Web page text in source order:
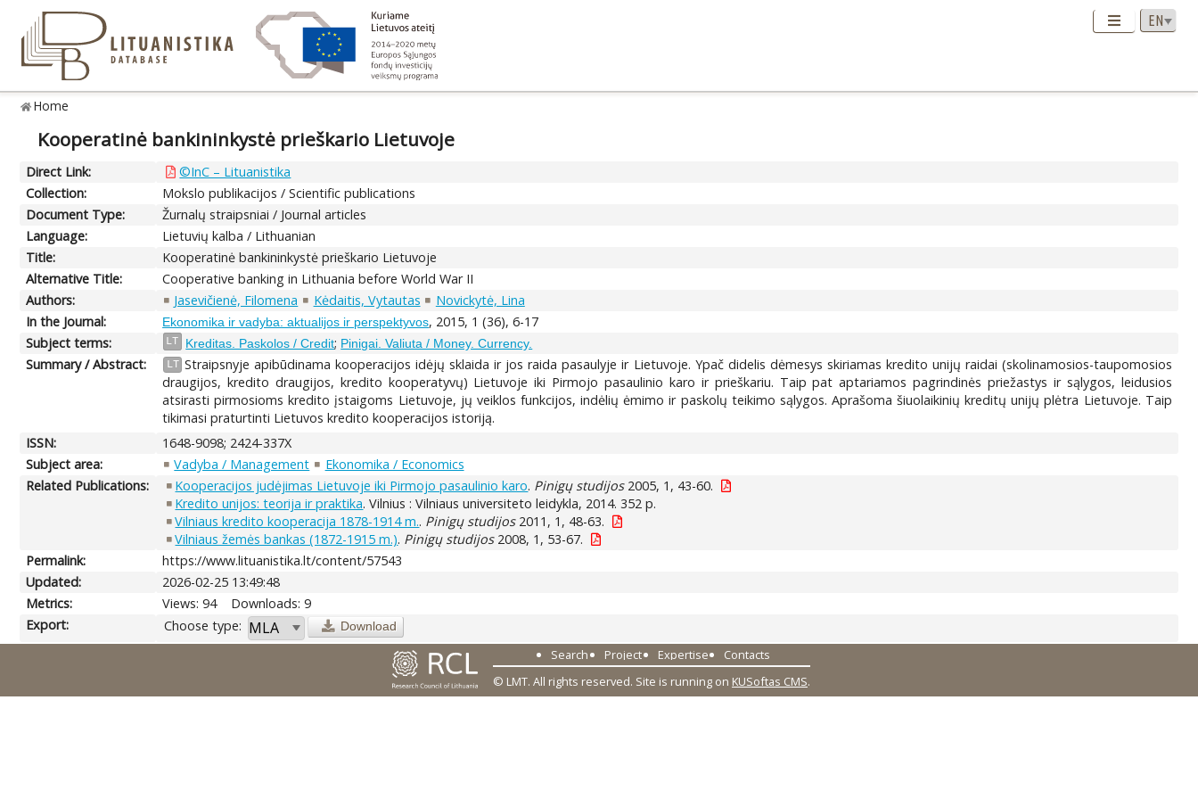
Home
Kooperatinė bankininkystė prieškario Lietuvoje
Direct Link:
©InC – Lituanistika
Collection:
Mokslo publikacijos / Scientific publications
Document Type:
Žurnalų straipsniai / Journal articles
Language:
Lietuvių kalba / Lithuanian
Title:
Kooperatinė bankininkystė prieškario Lietuvoje
Alternative Title:
Cooperative banking in Lithuania before World War II
Authors:
Jasevičienė, Filomena Kėdaitis, Vytautas
Novickytė, Lina
In the Journal:
Ekonomika ir vadyba: aktualijos ir perspektyvos, 2015, 1 (36), 6-17
Subject terms:
LT Kreditas. Paskolos / Credit; Pinigai. Valiuta / Money. Currency.
Summary / Abstract: LT Straipsnyje apibūdinama kooperacijos idėjų sklaida ir jos raida pasaulyje ir Lietuvoje. Ypač didelis dėmesys skiriamas kredito unijų raidai (skolinamosios-taupomosios
draugijos, kredito draugijos, kredito kooperatyvų) Lietuvoje iki Pirmojo pasaulinio karo ir prieškariu. Taip pat aptariamos pagrindinės priežastys ir sąlygos, leidusios
atsirasti pirmosioms kredito įstaigoms Lietuvoje, jų veiklos funkcijos, indėlių ėmimo ir paskolų teikimo sąlygos. Aprašoma šiuolaikinių kreditų unijų plėtra Lietuvoje. Taip
tikimasi praturtinti Lietuvos kredito kooperacijos istoriją.
ISSN:
1648-9098; 2424-337X
Subject area:
Vadyba / Management
Ekonomika / Economics
Related Publications:
Kooperacijos judėjimas Lietuvoje iki Pirmojo pasaulinio karo. Pinigų studijos2005, 1, 43-60.
Kredito unijos: teorija ir praktika. Vilnius : Vilniaus universiteto leidykla, 2014. 352 p.
Vilniaus kredito kooperacija 1878-1914 m.. Pinigų studijos2011, 1, 48-63.
Vilniaus žemės bankas (1872-1915 m.). Pinigų studijos2008, 1, 53-67.
Permalink:
https://www.lituanistika.lt/content/57543
Updated:
2026-02-25 13:49:48
Metrics:
Views: 94
Downloads: 9
Export:
Choose type: Download
Search Project Expertise
Contacts
© LMT. All rights reserved. Site is running on KUSoftas CMS.